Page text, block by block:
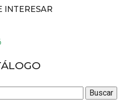
INTERESAR